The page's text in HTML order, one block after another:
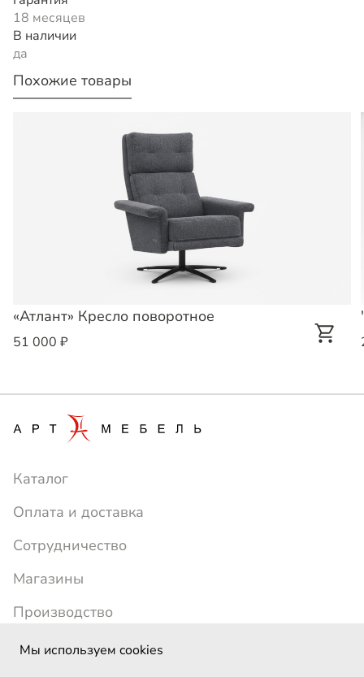
18 месяцев
В наличии
да
Похожие товары
«Атлант» Кресло поворотное
51 000 ₽
Каталог
Оплата и доставка
Сотрудничество
Магазины
Производство
artmebel1996@yandex.ru
Мы используем cookies